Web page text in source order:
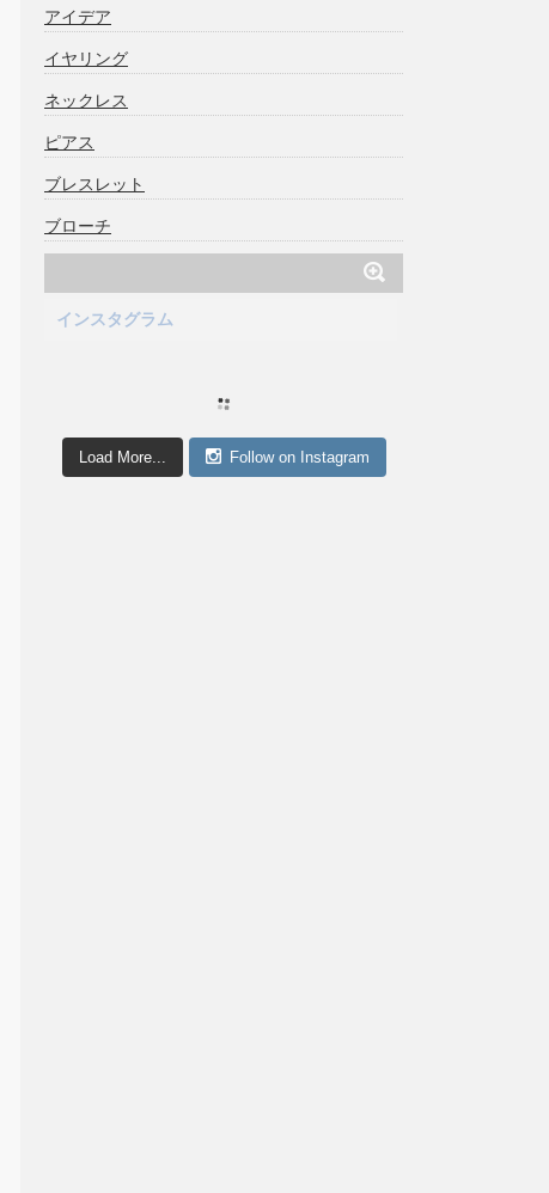
アイデア
イヤリング
ネックレス
ピアス
ブレスレット
ブローチ
インスタグラム
Load More... Follow on Instagram